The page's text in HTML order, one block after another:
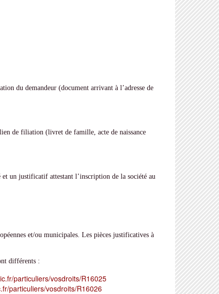
du demandeur (document arrivant à l’adresse de
de filiation (livret de famille, acte de naissance
un justificatif attestant l’inscription de la société au
et/ou municipales. Les pièces justificatives à
différents :
particuliers/vosdroits/R16025
particuliers/vosdroits/R16026